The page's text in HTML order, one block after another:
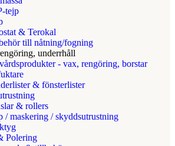
tejp
& Terokal
till nåtning/fogning
underrhåll
- vax, rengöring, borstar
& fönsterlister
& rollers
/ maskering / skyddsutrustning
Polering